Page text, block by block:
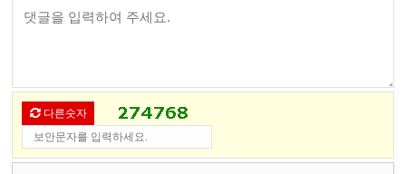
다른숫자